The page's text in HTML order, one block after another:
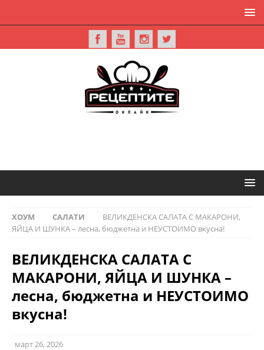
ХОУМ САЛАТИ
ВЕЛИКДЕНСКА САЛАТА С МАКАРОНИ,
ЯЙЦА И ШУНКА – лесна, бюджетна и НЕУСТОИМО вкусна!
ВЕЛИКДЕНСКА САЛАТА С
МАКАРОНИ, ЯЙЦА И ШУНКА –
лесна, бюджетна и НЕУСТОИМО
вкусна!
март 26, 2026